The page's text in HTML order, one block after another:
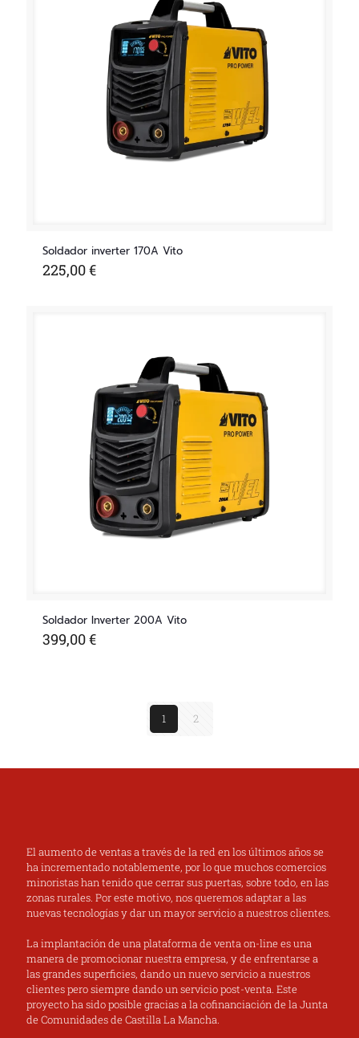
Soldador inverter 170A Vito
225,00€
Soldador Inverter 200A Vito
399,00€
1 2
El aumento de ventas a través de la red en los últimos años se
ha incrementado notablemente, por lo que muchos comercios
minoristas han tenido que cerrar sus puertas, sobre todo, en las
zonas rurales. Por este motivo, nos queremos adaptar a las
nuevas tecnologías y dar un mayor servicio a nuestros clientes.
La implantación de una plataforma de venta on-line es una
manera de promocionar nuestra empresa, y de enfrentarse a
las grandes superficies, dando un nuevo servicio a nuestros
clientes pero siempre dando un servicio post-venta. Este
proyecto ha sido posible gracias a la cofinanciación de la Junta
de Comunidades de Castilla La Mancha.